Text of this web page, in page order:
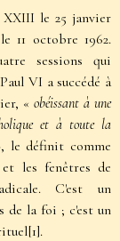
le 25 janvier
11 octobre 1962.
sessions qui
VI a succédé à
« obéissant à une
et à toute la
le définit comme
les fenêtres de
C'est un
de la foi ; c'est un
[1].